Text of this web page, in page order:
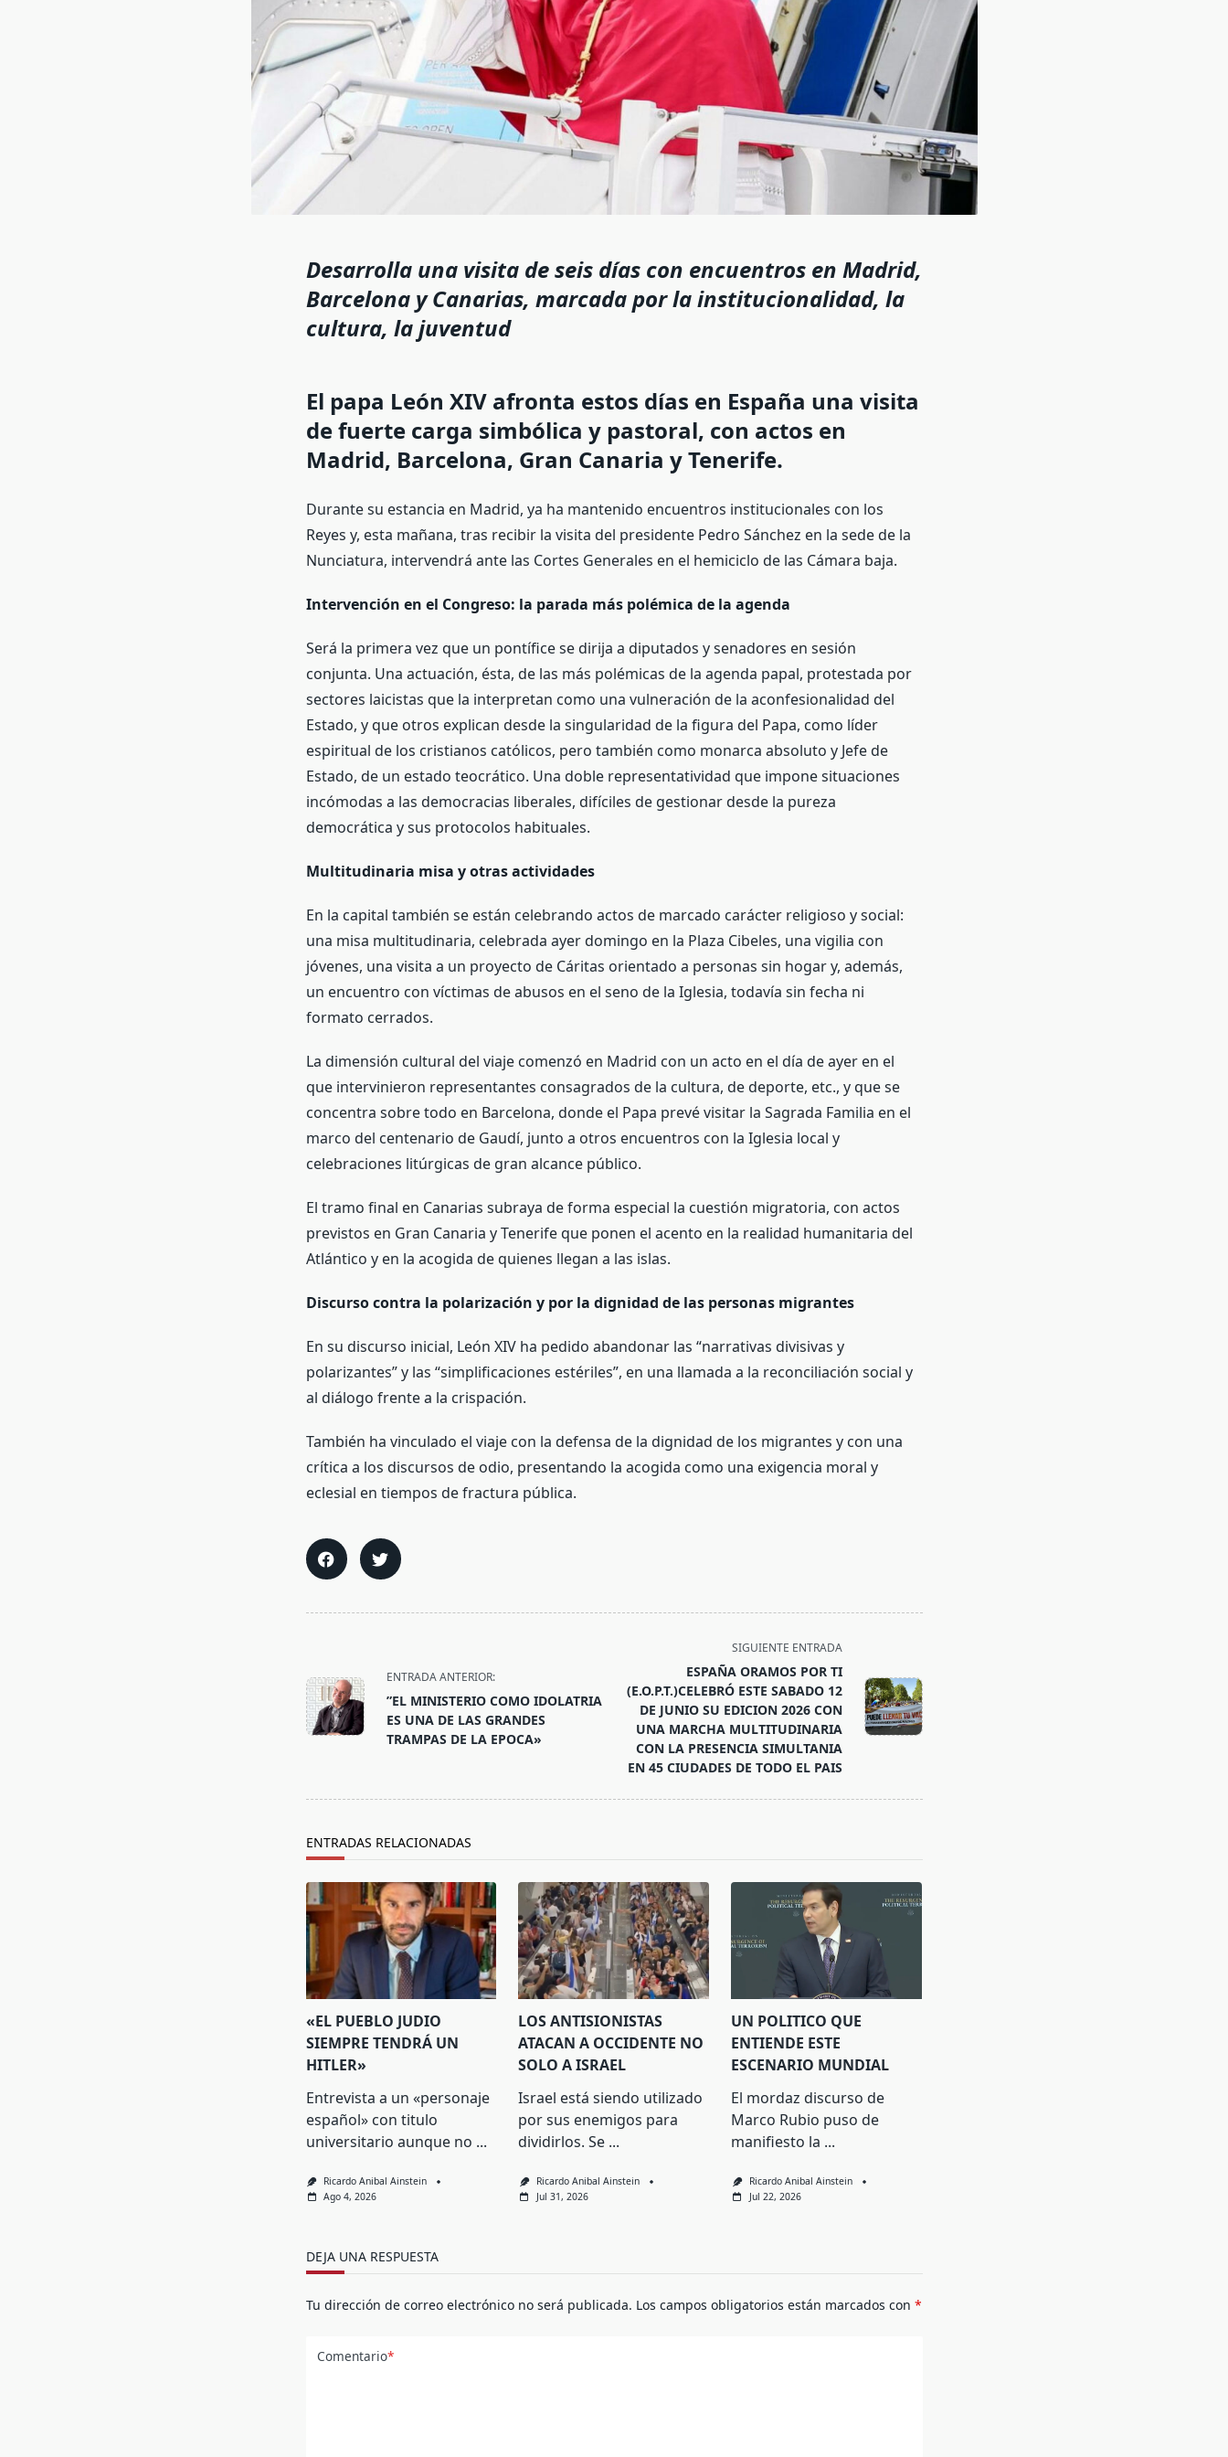
Desarrolla una visita de seis días con encuentros en Madrid,
Barcelona y Canarias, marcada por la institucionalidad, la
cultura, la juventud
El papa León XIV afronta estos días en España una visita
de fuerte carga simbólica y pastoral, con actos en
Madrid, Barcelona, Gran Canaria y Tenerife.
Durante su estancia en Madrid, ya ha mantenido encuentros institucionales con los
Reyes y, esta mañana, tras recibir la visita del presidente Pedro Sánchez en la sede de la
Nunciatura, intervendrá ante las Cortes Generales en el hemiciclo de las Cámara baja.
Intervención en el Congreso: la parada más polémica de la agenda
Será la primera vez que un pontífice se dirija a diputados y senadores en sesión
conjunta. Una actuación, ésta, de las más polémicas de la agenda papal, protestada por
sectores laicistas que la interpretan como una vulneración de la aconfesionalidad del
Estado, y que otros explican desde la singularidad de la figura del Papa, como líder
espiritual de los cristianos católicos, pero también como monarca absoluto y Jefe de
Estado, de un estado teocrático. Una doble representatividad que impone situaciones
incómodas a las democracias liberales, difíciles de gestionar desde la pureza
democrática y sus protocolos habituales.
Multitudinaria misa y otras actividades
En la capital también se están celebrando actos de marcado carácter religioso y social:
una misa multitudinaria, celebrada ayer domingo en la Plaza Cibeles, una vigilia con
jóvenes, una visita a un proyecto de Cáritas orientado a personas sin hogar y, además,
un encuentro con víctimas de abusos en el seno de la Iglesia, todavía sin fecha ni
formato cerrados.
La dimensión cultural del viaje comenzó en Madrid con un acto en el día de ayer en el
que intervinieron representantes consagrados de la cultura, de deporte, etc., y que se
concentra sobre todo en Barcelona, donde el Papa prevé visitar la Sagrada Familia en el
marco del centenario de Gaudí, junto a otros encuentros con la Iglesia local y
celebraciones litúrgicas de gran alcance público.
El tramo final en Canarias subraya de forma especial la cuestión migratoria, con actos
previstos en Gran Canaria y Tenerife que ponen el acento en la realidad humanitaria del
Atlántico y en la acogida de quienes llegan a las islas.
Discurso contra la polarización y por la dignidad de las personas migrantes
En su discurso inicial, León XIV ha pedido abandonar las “narrativas divisivas y
polarizantes” y las “simplificaciones estériles”, en una llamada a la reconciliación social y
al diálogo frente a la crispación.
También ha vinculado el viaje con la defensa de la dignidad de los migrantes y con una
crítica a los discursos de odio, presentando la acogida como una exigencia moral y
eclesial en tiempos de fractura pública.
subtitle
screen-
reader-
ENTRADA ANTERIOR:
”EL MINISTERIO COMO IDOLATRIA
ES UNA DE LAS GRANDES
TRAMPAS DE LA EPOCA»
SIGUIENTE ENTRADA
ESPAÑA ORAMOS POR TI
(E.O.P.T.)CELEBRÓ ESTE SABADO 12
DE JUNIO SU EDICION 2026 CON
UNA MARCHA MULTITUDINARIA
CON LA PRESENCIA SIMULTANIA
EN 45 CIUDADES DE TODO EL PAIS
ENTRADAS RELACIONADAS
«EL PUEBLO JUDIO
SIEMPRE TENDRÁ UN
HITLER»
Entrevista a un «personaje
español» con titulo
universitario aunque no ...
Ricardo Anibal Ainstein
Ago 4, 2026
LOS ANTISIONISTAS
ATACAN A OCCIDENTE NO
SOLO A ISRAEL
Israel está siendo utilizado
por sus enemigos para
dividirlos. Se ...
Ricardo Anibal Ainstein
Jul 31, 2026
UN POLITICO QUE
ENTIENDE ESTE
ESCENARIO MUNDIAL
El mordaz discurso de
Marco Rubio puso de
manifiesto la ...
Ricardo Anibal Ainstein
Jul 22, 2026
DEJA UNA RESPUESTA
Tu dirección de correo electrónico no será publicada. Los campos obligatorios están marcados con *
Comentario*